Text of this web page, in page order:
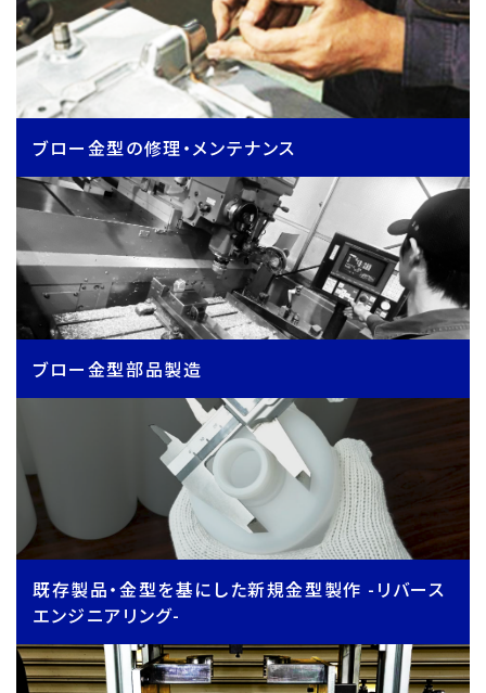
ブロー金型の修理・メンテナンス
ブロー金型部品製造
既存製品・金型を基にした新規金型製作 -リバース
エンジニアリング-